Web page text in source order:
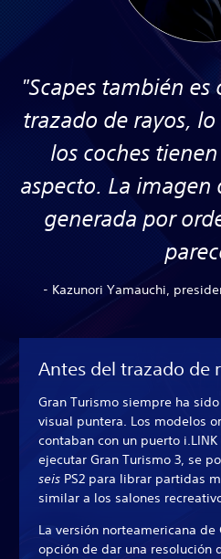
"Scapes también
trazado de rayos,
los coches
aspecto. La imagen
generada por
- Kazunori Yamauchi,
Antes del trazado de
Gran Turismo siempre ha
visual puntera. Los modelos
contaban con un puerto i.LINK
ejecutar Gran Turismo 3, se
seis PS2 para librar partidas
similar a los salones
La versión norteamericana
opción de dar una resolución